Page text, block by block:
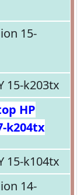
15-
15-k203tx
HP
k204tx
15-k104tx
14-